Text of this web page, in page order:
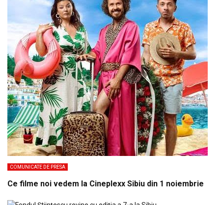
COMUNICATE DE PRESA
Ce filme noi vedem la Cineplexx Sibiu din 1 noiembrie